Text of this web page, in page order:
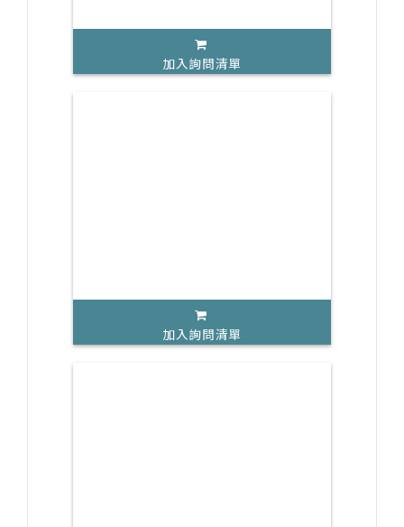
加入詢問清單
加入詢問清單